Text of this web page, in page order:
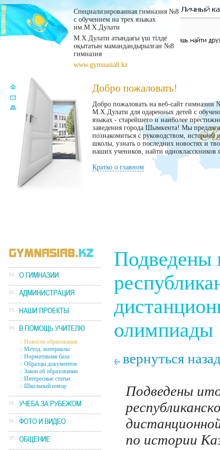
Специализированная гимназия №8
с обучением на трех языках
им.М.Х.Дулати
М.Х.Дулати атындағы үш тілде
оқытатын мамандандырылған №8
гимназия
www.gymnasia8.kz
Добро пожаловать!
Добро пожаловать на веб-сайт гимназии
М.Х.Дулати для одаренных детей с
языках - старейшего и наиболее
заведения города Шымкента! Мы
познакомиться с руководством, историей
школы, узнать о последних новостях и
наших учеников, найти однокласскников
Кратко о главном
:: Новости образования
:: Метод. материалы
:: Нормативная база
:: Образцы документов
:: Закон об образовании
:: Интересные статьи
:: Школьный юмор
Подведены
олимпиады
вернуться
Подведены
по истории